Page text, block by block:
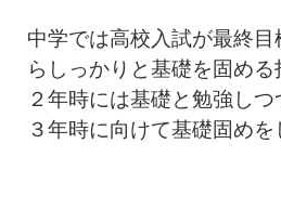
中学では高校入試が最終
らしっかりと基礎を固める
２年時には基礎と勉強しつ
３年時に向けて基礎固めを